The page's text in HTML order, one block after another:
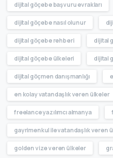
dijital göçebe başvuru evrakları
dijital göçebe nasıl olunur
dijital göçebe rehberi dijital
dijital göçebe ülkeleri dijital
dijital göçmen danışmanlığı
en kolay vatandaşlık veren ülkeler
freelance yazılımcı almanya
gayrimenkul ile vatandaşlık veren
golden vize veren ülkeler